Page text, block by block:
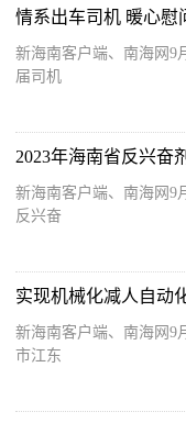
新海南客户端、南海网9
届司机
新海南客户端、南海网9
反兴奋
新海南客户端、南海网9
市江东